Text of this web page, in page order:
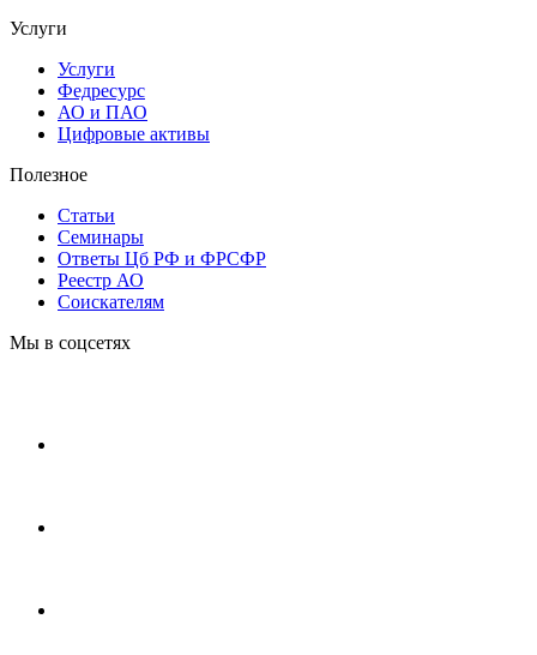
Услуги
Услуги
Федресурс
АО и ПАО
Цифровые активы
Полезное
Статьи
Cеминары
Ответы Цб РФ и ФРСФР
Реестр АО
Соискателям
Мы в соцсетях